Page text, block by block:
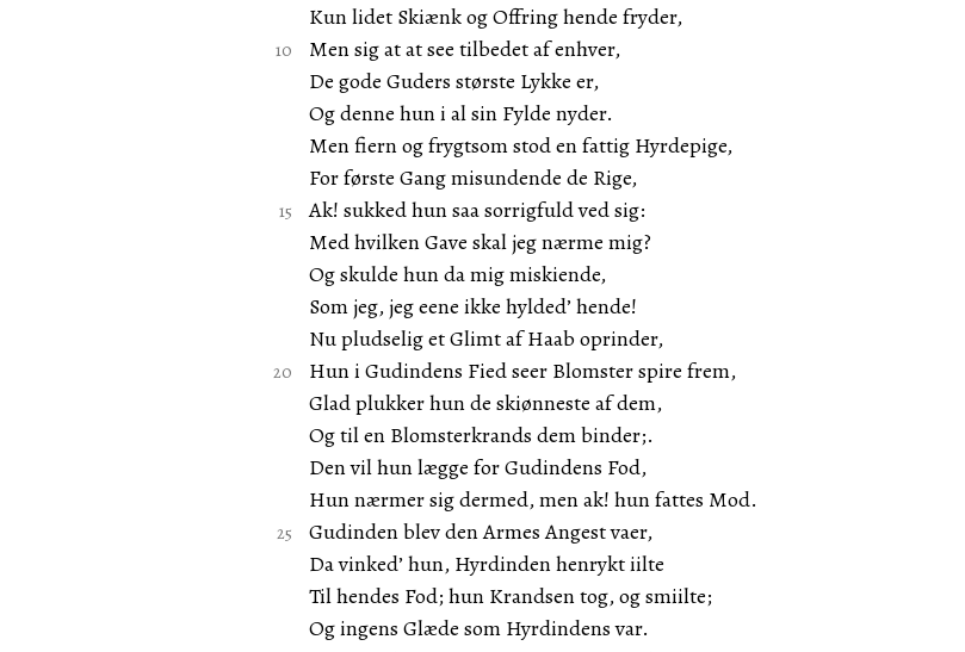
Kun lidet Skiænk og Offring hende fryder,
Men sig at at see tilbedet af enhver,
De gode Guders største Lykke er,
Og denne hun i al sin Fylde nyder.
Men fiern og frygtsom stod en fattig Hyrdepige,
For første Gang misundende de Rige,
Ak! sukked hun saa sorrigfuld ved sig:
Med hvilken Gave skal jeg nærme mig?
Og skulde hun da mig miskiende,
Som jeg, jeg eene ikke hylded’ hende!
Nu pludselig et Glimt af Haab oprinder,
Hun i Gudindens Fied seer Blomster spire frem,
Glad plukker hun de skiønneste af dem,
Og til en Blomsterkrands dem binder;.
Den vil hun lægge for Gudindens Fod,
Hun nærmer sig dermed, men ak! hun fattes Mod.
Gudinden blev den Armes Angest vaer,
Da vinked’ hun, Hyrdinden henrykt iilte
Til hendes Fod; hun Krandsen tog, og smiilte;
Og ingens Glæde som Hyrdindens var.